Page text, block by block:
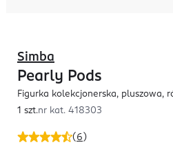
( 6 )
Simba
Pearly Pods
Figurka kolekcjonerska, pluszowa,
1 szt.nr kat. 418303